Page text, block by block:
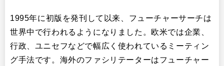
1995年に初版を発刊して以来、フューチャーサーチは
世界中で行われるようになりました。欧米では企業、
行政、ユニセフなどで幅広く使われているミーティン
グ手法です。海外のファシリテーターはフューチャー